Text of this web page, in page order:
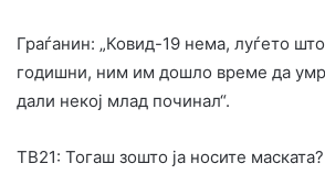
Граѓанин: „Ковид-19 нема, луѓето
годишни, ним им дошло време да
дали некој млад починал“.
ТВ21: Тогаш зошто ја носите маската?